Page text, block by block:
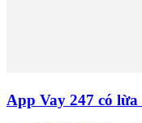
App Vay 247 có